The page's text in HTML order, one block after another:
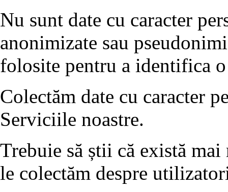
Nu sunt date cu caracter
anonimizate sau
folosite pentru a identifica
Colectăm date cu caracter
Serviciile noastre.
Trebuie să știi că există
le colectăm despre